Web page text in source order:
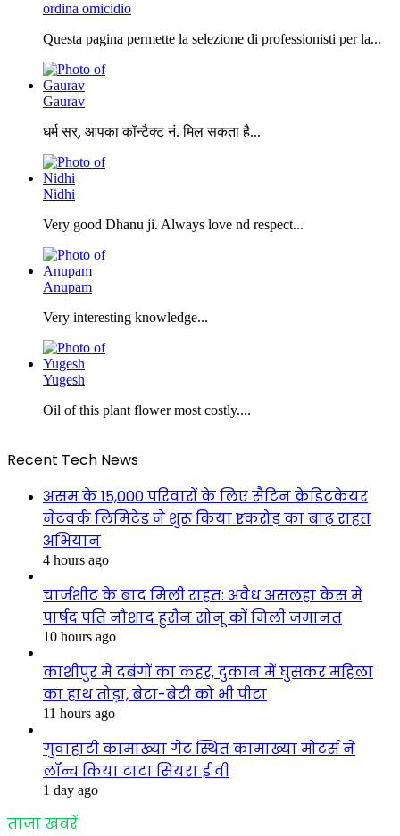
ordina omicidio
Questa pagina permette la selezione di professionisti per la...
Gaurav
धर्म सर्, आपका कॉन्टैक्ट नं. मिल सकता है...
Nidhi
Very good Dhanu ji. Always love nd respect...
Anupam
Very interesting knowledge...
Yugesh
Oil of this plant flower most costly....
Recent Tech News
असम के 15,000 परिवारों के लिए सैटिन क्रेडिटकेयर
नेटवर्क लिमिटेड ने शुरू किया ₹1 करोड़ का बाढ़ राहत
अभियान
4 hours ago
चार्जशीट के बाद मिली राहत: अवैध असलहा केस में
पार्षद पति नौशाद हुसैन सोनू कों मिली जमानत
10 hours ago
काशीपुर में दबंगों का कहर, दुकान में घुसकर महिला
का हाथ तोड़ा, बेटा-बेटी को भी पीटा
11 hours ago
गुवाहाटी कामाख्या गेट स्थित कामाख्या मोटर्स ने
लॉन्च किया टाटा सियरा ई वी
1 day ago
ताजा खबरें